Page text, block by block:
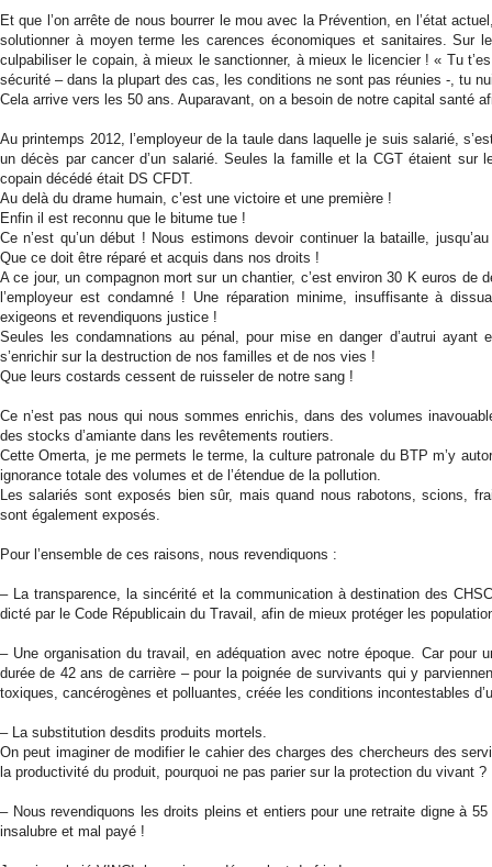
Et que l’on arrête de nous bourrer le mou avec la Prévention, en l’état
solutionner à moyen terme les carences économiques et sanitaires. Sur
culpabiliser le copain, à mieux le sanctionner, à mieux le licencier ! « Tu
sécurité – dans la plupart des cas, les conditions ne sont pas réunies -, tu
Cela arrive vers les 50 ans. Auparavant, on a besoin de notre capital santé
Au printemps 2012, l’employeur de la taule dans laquelle je suis salarié,
un décès par cancer d’un salarié. Seules la famille et la CGT étaient sur
copain décédé était DS CFDT.
Au delà du drame humain, c’est une victoire et une première !
Enfin il est reconnu que le bitume tue !
Ce n’est qu’un début ! Nous estimons devoir continuer la bataille,
Que ce doit être réparé et acquis dans nos droits !
A ce jour, un compagnon mort sur un chantier, c’est environ 30 K euros de
l’employeur est condamné ! Une réparation minime, insuffisante à
exigeons et revendiquons justice !
Seules les condamnations au pénal, pour mise en danger d’autrui ayant
s’enrichir sur la destruction de nos familles et de nos vies !
Que leurs costards cessent de ruisseler de notre sang !
Ce n’est pas nous qui nous sommes enrichis, dans des volumes
des stocks d’amiante dans les revêtements routiers.
Cette Omerta, je me permets le terme, la culture patronale du BTP m’y
ignorance totale des volumes et de l’étendue de la pollution.
Les salariés sont exposés bien sûr, mais quand nous rabotons, scions,
sont également exposés.
Pour l’ensemble de ces raisons, nous revendiquons :
– La transparence, la sincérité et la communication à destination des
dicté par le Code Républicain du Travail, afin de mieux protéger les
– Une organisation du travail, en adéquation avec notre époque. Car pour
durée de 42 ans de carrière – pour la poignée de survivants qui y
toxiques, cancérogènes et polluantes, créée les conditions incontestables
– La substitution desdits produits mortels.
On peut imaginer de modifier le cahier des charges des chercheurs des
la productivité du produit, pourquoi ne pas parier sur la protection du vivant ?
– Nous revendiquons les droits pleins et entiers pour une retraite digne à
insalubre et mal payé !